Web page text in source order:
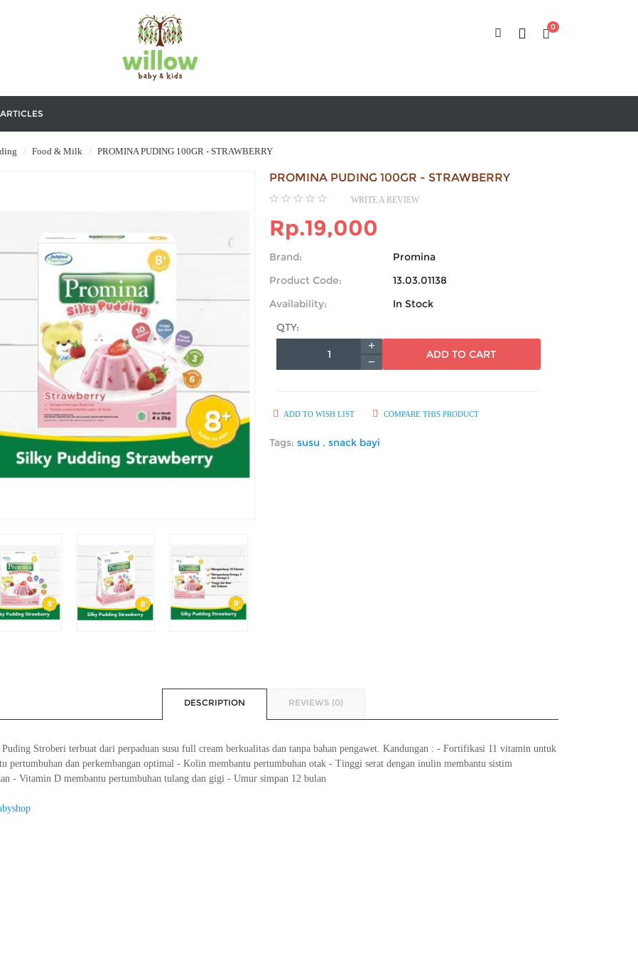
0
ARTICLES
Food & Milk PROMINA PUDING 100GR - STRAWBERRY
PROMINA PUDING 100GR - STRAWBERRY
WRITE A REVIEW
Rp.19,000
Brand:
Promina
Product Code:
13.03.01138
Availability:
In Stock
QTY:
ADD TO CART
ADD TO WISH LIST COMPARE THIS PRODUCT
Tags: susu , snack bayi
DESCRIPTION REVIEWS (0)
Stroberi terbuat dari perpaduan susu full cream berkualitas dan tanpa bahan pengawet. Kandungan : - Fortifikasi 11 vitamin untuk
pertumbuhan dan perkembangan optimal - Kolin membantu pertumbuhan otak - Tinggi serat dengan inulin membantu sistim
- Vitamin D membantu pertumbuhan tulang dan gigi - Umur simpan 12 bulan